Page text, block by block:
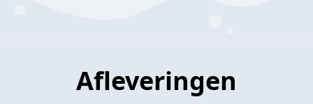
Afleveringen